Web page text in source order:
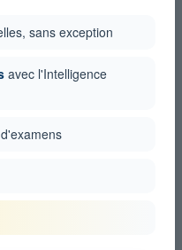
sans exception
avec l'Intelligence